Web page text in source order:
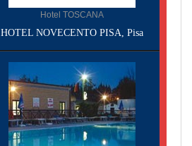
Hotel TOSCANA
HOTEL NOVECENTO PISA, Pisa